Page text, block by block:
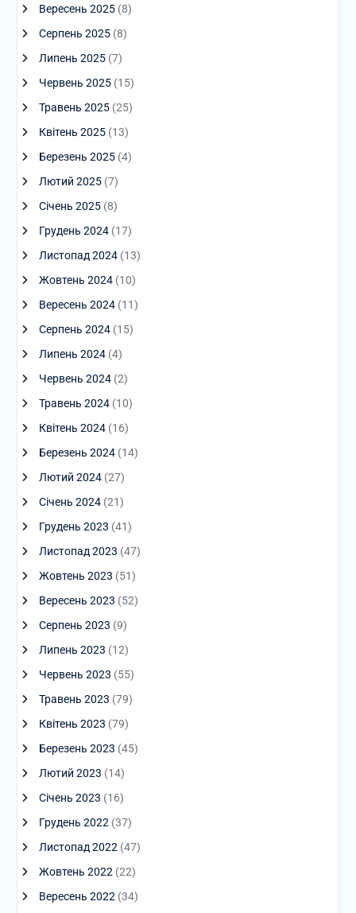
Вересень 2025(8)
Серпень 2025(8)
Липень 2025(7)
Червень 2025(15)
Травень 2025(25)
Квітень 2025(13)
Березень 2025(4)
Лютий 2025(7)
Січень 2025(8)
Грудень 2024(17)
Листопад 2024(13)
Жовтень 2024(10)
Вересень 2024(11)
Серпень 2024(15)
Липень 2024(4)
Червень 2024(2)
Травень 2024(10)
Квітень 2024(16)
Березень 2024(14)
Лютий 2024(27)
Січень 2024(21)
Грудень 2023 (41)
Листопад 2023 (47)
Жовтень 2023 (51)
Вересень 2023 (52)
Серпень 2023 (9)
Липень 2023 (12)
Червень 2023 (55)
Травень 2023 (79)
Квітень 2023 (79)
Березень 2023 (45)
Лютий 2023 (14)
Січень 2023 (16)
Грудень 2022 (37)
Листопад 2022 (47)
Жовтень 2022 (22)
Вересень 2022 (34)